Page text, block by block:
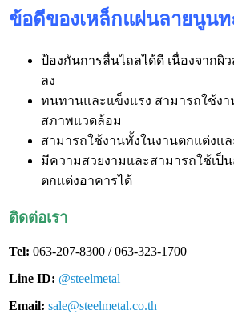
ข้อดีของเหล็กแผ่นลายนูนท
ป้องกันการลื่นไถลได้ดี เนื่องจาก
ลง
ทนทานและแข็งแรง สามารถใช้ง
สภาพแวดล้อม
สามารถใช้งานทั้งในงานตกแต่งแ
มีความสวยงามและสามารถใช้เป็
ตกแต่งอาคารได้
ติดต่อเรา
Tel: 063-207-8300 / 063-323-1700
Line ID: @steelmetal
Email: sale@steelmetal.co.th